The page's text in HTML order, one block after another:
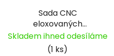
Sada CNC
eloxovaných
podložek pod šrouby
pitbike YCF
Skladem ihned odesíláme
(1 ks)